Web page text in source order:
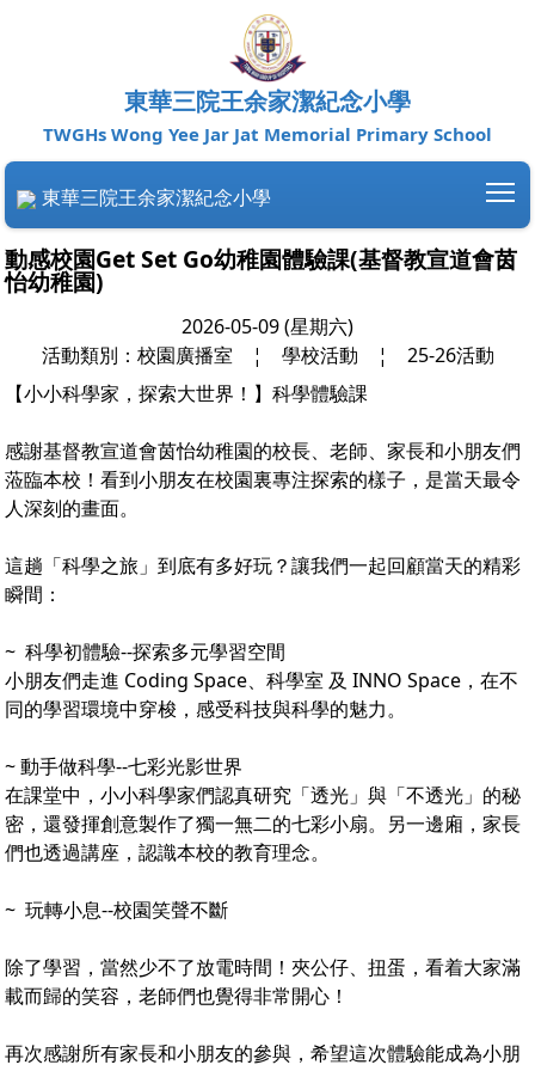
東華三院王余家潔紀念小學
TWGHs Wong Yee Jar Jat Memorial Primary School
東華三院王余家潔紀念小學
動感校園Get Set Go幼稚園體驗課(基督教宣道會茵怡
幼稚園)
2026-05-09 (星期六)
活動類別：校園廣播室
學校活動 ¦
25-26活動
【小小科學家，探索大世界！】科學體驗課
感謝基督教宣道會茵怡幼稚園的校長、老師、家長和小朋友們
蒞臨本校！看到小朋友在校園裏專注探索的樣子，是當天最令
人深刻的畫面。
這趟「科學之旅」到底有多好玩？讓我們一起回顧當天的精彩
瞬間：
~ 科學初體驗--探索多元學習空間
小朋友們走進 Coding Space、科學室 及 INNO Space，在不同的
學習環境中穿梭，感受科技與科學的魅力。
~ 動手做科學--七彩光影世界
在課堂中，小小科學家們認真研究「透光」與「不透光」的秘
密，還發揮創意製作了獨一無二的七彩小扇。另一邊廂，家長
們也透過講座，認識本校的教育理念。
~ 玩轉小息--校園笑聲不斷
除了學習，當然少不了放電時間！夾公仔、扭蛋，看着大家滿
載而歸的笑容，老師們也覺得非常開心！
再次感謝所有家長和小朋友的參與，希望這次體驗能成為小朋